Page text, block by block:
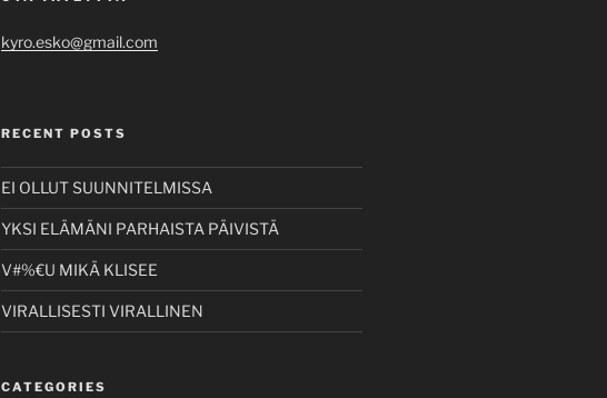
kyro.esko@gmail.com
RECENT POSTS
EI OLLUT SUUNNITELMISSA
YKSI ELÄMÄNI PARHAISTA PÄIVISTÄ
V#%€U MIKÄ KLISEE
VIRALLISESTI VIRALLINEN
CATEGORIES